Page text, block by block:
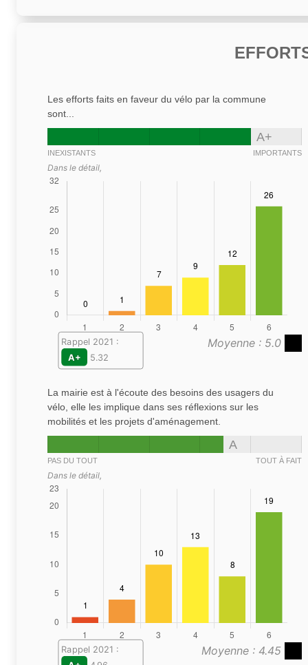
Les efforts faits en faveur du vélo par la commune
sont...
A+
INEXISTANTS IMPORTANTS
Dans le détail,
Moyenne : 5.0
Rappel 2021 :
A+
5.32
La mairie est à l'écoute des besoins des usagers du
vélo, elle les implique dans ses réflexions sur les
mobilités et les projets d'aménagement.
A
PAS DU TOUT TOUT À FAIT
Dans le détail,
Moyenne : 4.45
Rappel 2021 :